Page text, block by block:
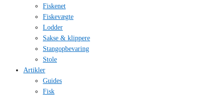
Fiskenet
Fiskevægte
Lodder
Sakse & klippere
Stangopbevaring
Stole
Artikler
Guides
Fisk